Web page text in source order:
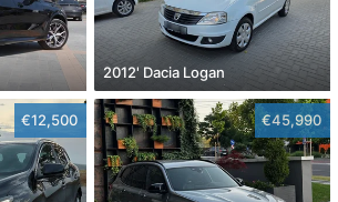
2012' Dacia Logan
€12,500 €45,990